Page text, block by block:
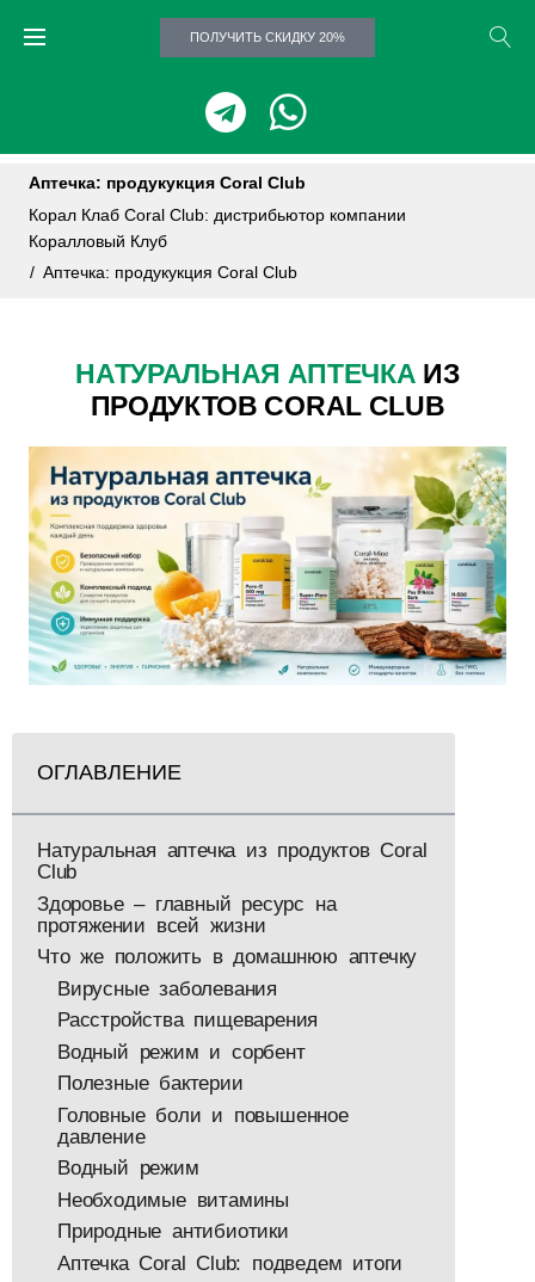
ПОЛУЧИТЬ СКИДКУ 20%
Аптечка: продукукция Coral Club
Корал Клаб Coral Club: дистрибьютор компании
Коралловый Клуб
/ Аптечка: продукукция Coral Club
НАТУРАЛЬНАЯ АПТЕЧКА ИЗ
ПРОДУКТОВ CORAL CLUB
ОГЛАВЛЕНИЕ
Натуральная аптечка из продуктов Coral
Club
Здоровье – главный ресурс на
протяжении всей жизни
Что же положить в домашнюю аптечку
Вирусные заболевания
Расстройства пищеварения
Водный режим и сорбент
Полезные бактерии
Головные боли и повышенное
давление
Водный режим
Необходимые витамины
Природные антибиотики
Аптечка Coral Club: подведем итоги